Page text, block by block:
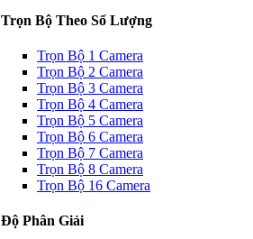
Trọn Bộ Theo Số Lượng
Trọn Bộ 1 Camera
Trọn Bộ 2 Camera
Trọn Bộ 3 Camera
Trọn Bộ 4 Camera
Trọn Bộ 5 Camera
Trọn Bộ 6 Camera
Trọn Bộ 7 Camera
Trọn Bộ 8 Camera
Trọn Bộ 16 Camera
Độ Phân Giải